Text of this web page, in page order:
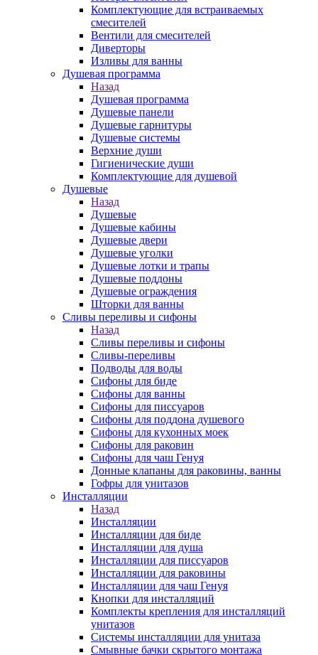
Комплектующие для встраиваемых
смесителей
Вентили для смесителей
Диверторы
Изливы для ванны
Душевая программа
Назад
Душевая программа
Душевые панели
Душевые гарнитуры
Душевые системы
Верхние души
Гигиенические души
Комплектующие для душевой
Душевые
Назад
Душевые
Душевые кабины
Душевые двери
Душевые уголки
Душевые лотки и трапы
Душевые поддоны
Душевые ограждения
Шторки для ванны
Сливы переливы и сифоны
Назад
Сливы переливы и сифоны
Сливы-переливы
Подводы для воды
Сифоны для биде
Сифоны для ванны
Сифоны для писсуаров
Сифоны для поддона душевого
Сифоны для кухонных моек
Сифоны для раковин
Сифоны для чаш Генуя
Донные клапаны для раковины, ванны
Гофры для унитазов
Инсталляции
Назад
Инсталляции
Инсталляции для биде
Инсталляции для душа
Инсталляции для писсуаров
Инсталляции для раковины
Инсталляции для чаш Генуя
Кнопки для инсталляций
Комплекты крепления для инсталляций
унитазов
Системы инсталляции для унитаза
Смывные бачки скрытого монтажа